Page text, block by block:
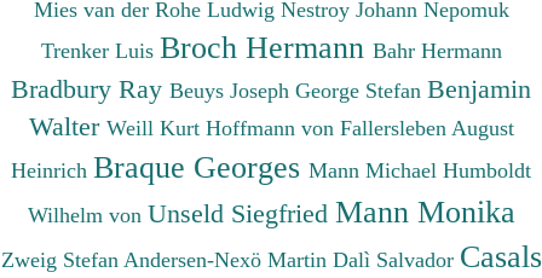
Mies van der Rohe Ludwig Nestroy Johann Nepomuk
Trenker Luis Broch Hermann Bahr Hermann
Bradbury Ray Beuys Joseph George Stefan Benjamin
Walter Weill Kurt Hoffmann von Fallersleben August
Heinrich Braque Georges Mann Michael Humboldt
Wilhelm von Unseld Siegfried Mann Monika
Zweig Stefan Andersen-Nexö Martin Dalì Salvador Casals